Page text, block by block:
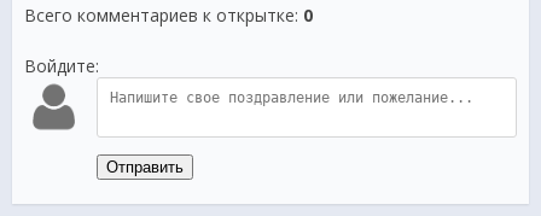
Всего комментариев к открытке: 0
Войдите:
Отправить